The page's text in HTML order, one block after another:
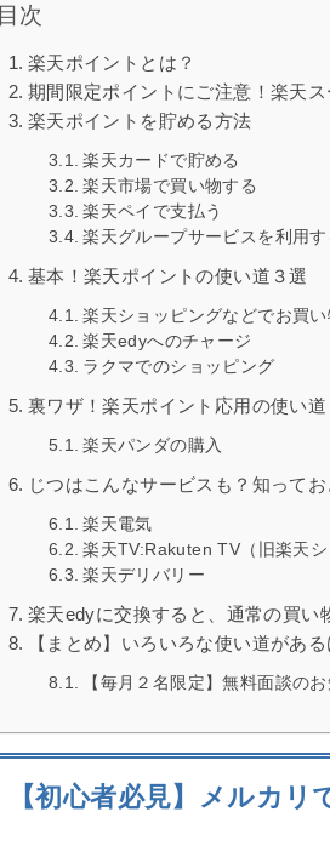
目次
楽天ポイントとは？
期間限定ポイントにご注意！楽天
楽天ポイントを貯める方法
楽天カードで貯める
楽天市場で買い物する
楽天ペイで支払う
楽天グループサービスを利用す
基本！楽天ポイントの使い道３選
楽天ショッピングなどでお買い
楽天edyへのチャージ
ラクマでのショッピング
裏ワザ！楽天ポイント応用の使い道
楽天パンダの購入
じつはこんなサービスも？知って
楽天電気
楽天TV:Rakuten TV（旧楽天
楽天デリバリー
楽天edyに交換すると、通常の買い
【まとめ】いろいろな使い道があ
【毎月２名限定】無料面談の
【初心者必見】メルカ